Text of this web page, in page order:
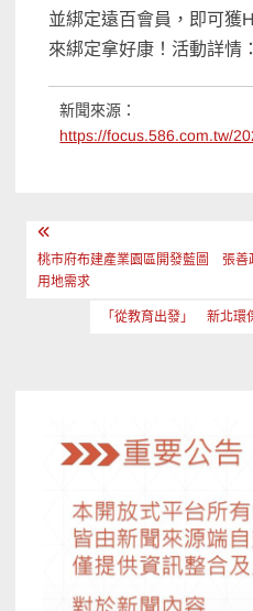
並綁定遠百會員，即可獲
來綁定拿好康！活動詳情
新聞來源：
https://focus.586.com.tw/
文
章
桃市府布建產業園區開發藍圖 張善
用地需求
「從教育出發」 新北環